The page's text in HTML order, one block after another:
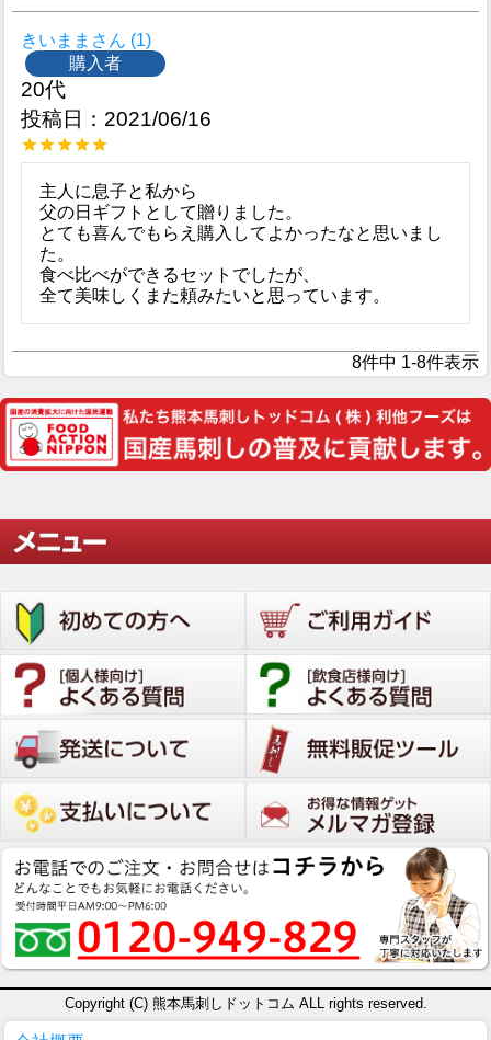
きいまま
1
購入者
20代
投稿日
2021/06/16
主人に息子と私から
父の日ギフトとして贈りました。
とても喜んでもらえ購入してよかったなと思いまし
た。
食べ比べができるセットでしたが、
全て美味しくまた頼みたいと思っています。
8件中 1-8件表示
Copyright (C) 熊本馬刺しドットコム ALL rights reserved.